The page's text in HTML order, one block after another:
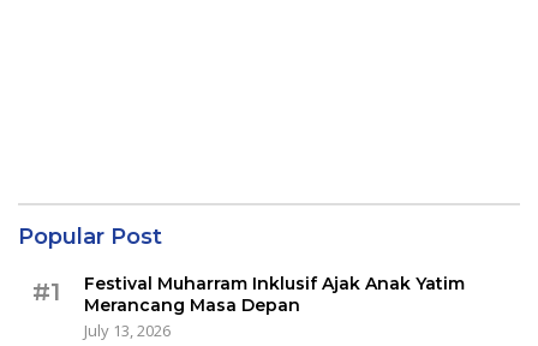
Popular Post
#1
Festival Muharram Inklusif Ajak Anak Yatim
Merancang Masa Depan
July 13, 2026